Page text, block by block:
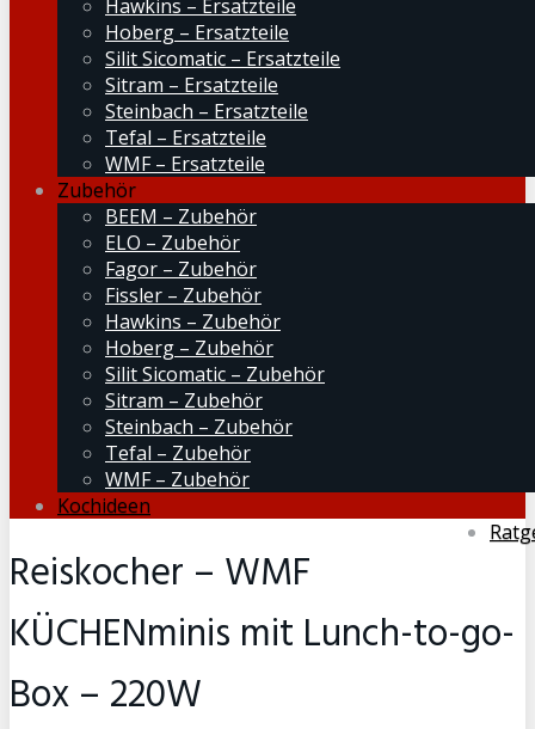
Hawkins – Ersatzteile
Hoberg – Ersatzteile
Silit Sicomatic – Ersatzteile
Sitram – Ersatzteile
Steinbach – Ersatzteile
Tefal – Ersatzteile
WMF – Ersatzteile
Zubehör
BEEM – Zubehör
ELO – Zubehör
Fagor – Zubehör
Fissler – Zubehör
Hawkins – Zubehör
Hoberg – Zubehör
Silit Sicomatic – Zubehör
Sitram – Zubehör
Steinbach – Zubehör
Tefal – Zubehör
WMF – Zubehör
Kochideen
Reiskocher – WMF
KÜCHENminis mit Lunch-to-go-
Box – 220W